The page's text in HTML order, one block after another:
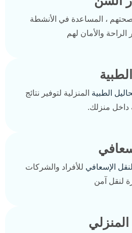
، المساعدة في الأنشطة
الراحة والأمان لهم
الطبية المنزلية لتوفير نتائج
داخل منزلك.
النقل الإسعافي للأفراد والشركات
لنقل آمن